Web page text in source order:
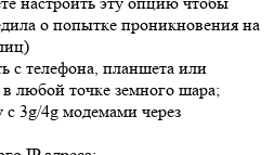
о попытке проникновения на
с телефона, планшета или
любой точке земного шара;
3g/4g модемами через